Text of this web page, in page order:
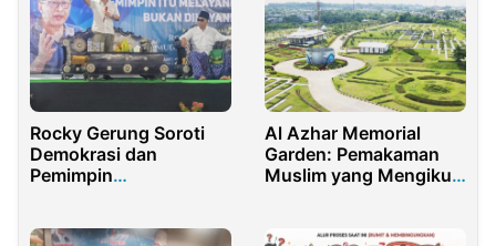
Rocky Gerung Soroti
Demokrasi dan
Pemimpin
Al Azhar Memorial
Garden: Pemakaman
Muslim yang Mengikuti